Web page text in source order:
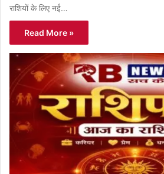
राशियों के लिए नई…
Read More »